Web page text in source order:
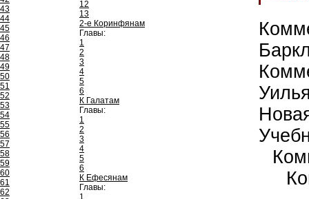
43
44
45
46
47
48
49
50
51
52
53
54
55
56
57
58
59
60
61
62
12
13
2-е Коринфянам
Главы:
1
2
3
4
5
6
К Галатам
Главы:
1
2
3
4
5
6
К Ефесянам
Главы:
1